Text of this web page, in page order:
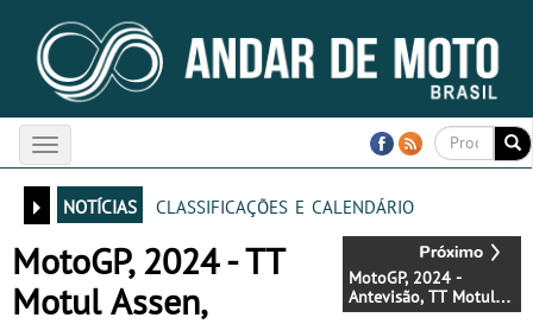
Toggle
navigation
notícias classificações e calendário
MotoGP, 2024 -
Antevisão, TT Motul
Assen - O desafio
MotoGP, 2024 - TT
Motul Assen,